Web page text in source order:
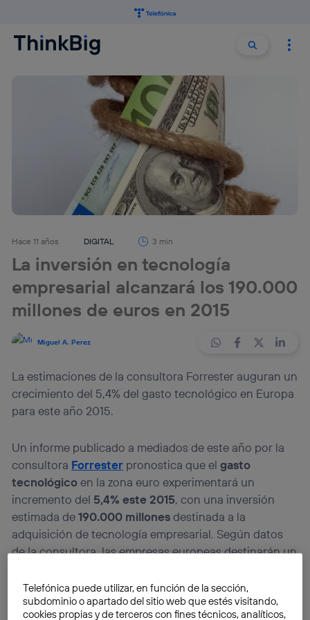
Buscar
Hace 11 años DIGITAL 3 min
La inversión en tecnología
empresarial alcanzará los 190.000
millones de euros en 2015
Miguel A. Perez
La estimaciones de la consultora Forrester auguran un
crecimiento del 5,4% del gasto tecnológico en Europa
para este año 2015.
Un informe publicado a mediados de este año por la
consultora Forrester pronostica que elgasto
tecnológicoen la zona euro experimentará un
incremento del 5,4% este 2015, con una inversión
estimada de190.000 millonesdestinada a la
adquisición de tecnología empresarial. Según datos
de la consultora, las empresas europeas destinarán un
tecnológicas para garantizar la viabilidad de la
empresa, mejorar sucompetitividaden el mercado y
Telefónica puede utilizar, en función de la sección,
subdominio o apartado del sitio web que estés visitando,
cookies propias y de terceros con fines técnicos, analíticos,